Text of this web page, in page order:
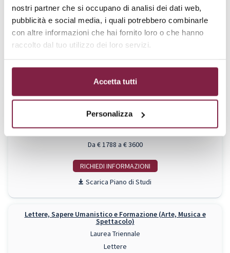
nostri partner che si occupano di analisi dei dati web,
pubblicità e social media, i quali potrebbero combinarle
con altre informazioni che hai fornito loro o che hanno
raccolto dal tuo utilizzo dei loro servizi.
Accetta tutti
Personalizza
Laurea Triennale
Ingegneria Civile
Da € 1788 a € 3600
Laurea Triennale
Da € 1788 a € 3600
RICHIEDI INFO
Piano di Studi
Lettere, Sapere Umanistico e Formazione (Arte, Musica e
Spettacolo)
Laurea Triennale
Lettere